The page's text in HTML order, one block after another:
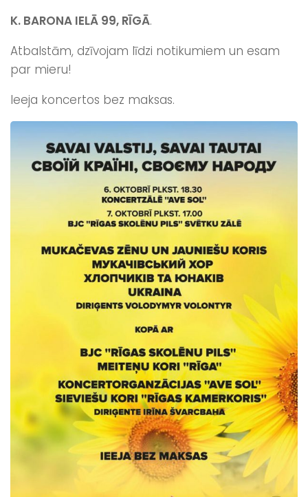
K. BARONA IELĀ 99, RĪGĀ.
Atbalstām, dzīvojam līdzi notikumiem un esam
par mieru!
Ieeja koncertos bez maksas.